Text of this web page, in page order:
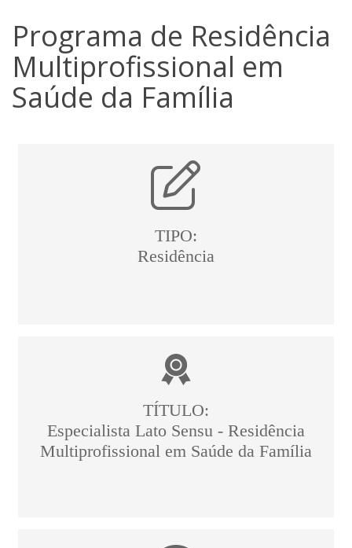
Programa de Residência
Multiprofissional em
Saúde da Família